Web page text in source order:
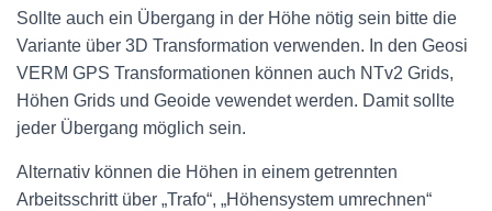
Sollte auch ein Übergang in der Höhe nötig sein bitte die
Variante über 3D Transformation verwenden. In den Geosi
VERM GPS Transformationen können auch NTv2 Grids,
Höhen Grids und Geoide vewendet werden. Damit sollte
jeder Übergang möglich sein.
Alternativ können die Höhen in einem getrennten
Arbeitsschritt über „Trafo“, „Höhensystem umrechnen“